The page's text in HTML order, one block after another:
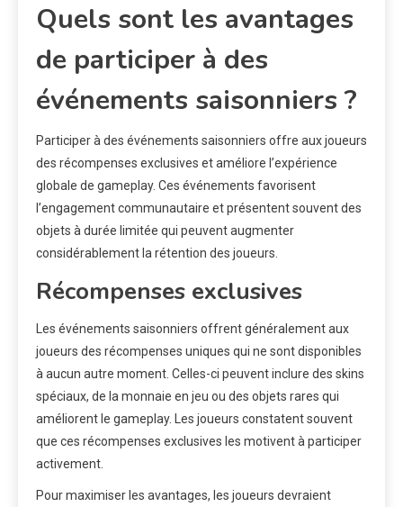
Quels sont les avantages
de participer à des
événements saisonniers ?
Participer à des événements saisonniers offre aux joueurs
des récompenses exclusives et améliore l’expérience
globale de gameplay. Ces événements favorisent
l’engagement communautaire et présentent souvent des
objets à durée limitée qui peuvent augmenter
considérablement la rétention des joueurs.
Récompenses exclusives
Les événements saisonniers offrent généralement aux
joueurs des récompenses uniques qui ne sont disponibles
à aucun autre moment. Celles-ci peuvent inclure des skins
spéciaux, de la monnaie en jeu ou des objets rares qui
améliorent le gameplay. Les joueurs constatent souvent
que ces récompenses exclusives les motivent à participer
activement.
Pour maximiser les avantages, les joueurs devraient